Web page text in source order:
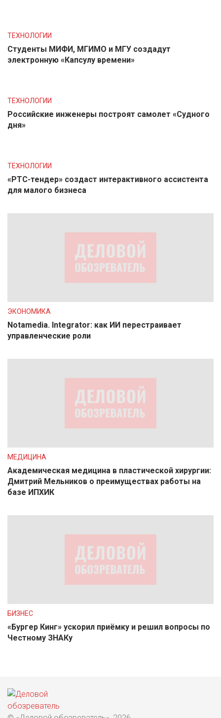
ТЕХНОЛОГИИ
Студенты МИФИ, МГИМО и МГУ создадут
электронную «Капсулу времени»
ТЕХНОЛОГИИ
Российские инженеры построят самолет «Судного
дня»
ТЕХНОЛОГИИ
«РТС-тендер» создаст интерактивного ассистента
для малого бизнеса
ЭКОНОМИКА
Notamedia. Integrator: как ИИ перестраивает
управленческие роли
МЕДИЦИНА
Академическая медицина в пластической хирургии:
Дмитрий Мельников о преимуществах работы на
базе ИПХИК
БИЗНЕС
«Бургер Кинг» ускорил приёмку и решил вопросы по
Честному ЗНАКу